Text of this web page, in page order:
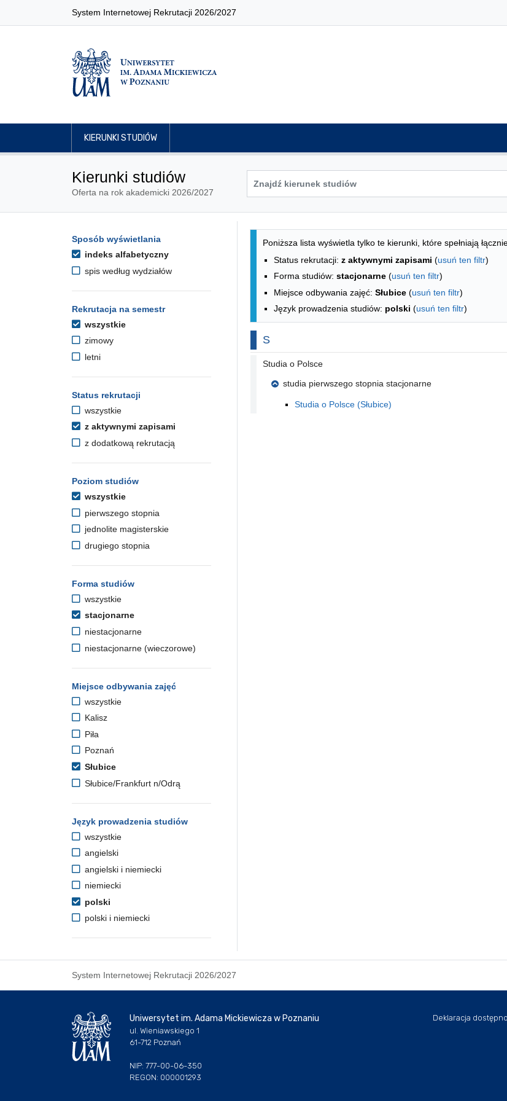
System Internetowej Rekrutacji 2026/2027
KIERUNKI STUDIÓW
Kierunki studiów
Oferta na rok akademicki 2026/2027
Opcje filtrowania kierunków studiów
Przejdź do listy kierunków
Sposób wyświetlania
indeks alfabetyczny
spis według wydziałów
Rekrutacja na semestr
wszystkie
zimowy
letni
Status rekrutacji
wszystkie
z aktywnymi zapisami
z dodatkową rekrutacją
Poziom studiów
wszystkie
pierwszego stopnia
jednolite magisterskie
drugiego stopnia
Forma studiów
wszystkie
stacjonarne
niestacjonarne
niestacjonarne (wieczorowe)
Miejsce odbywania zajęć
wszystkie
Kalisz
Piła
Poznań
Słubice
Słubice/Frankfurt n/Odrą
Język prowadzenia studiów
wszystkie
angielski
angielski i niemiecki
niemiecki
polski
polski i niemiecki
Lista kierunków - indeks alfabetyczny
Poniższa lista wyświetla tylko te kierunki, które spełniają
Status rekrutacji: z aktywnymi zapisami (usuń ten filtr)
Forma studiów: stacjonarne (usuń ten filtr)
Miejsce odbywania zajęć: Słubice (usuń ten filtr)
Język prowadzenia studiów: polski (usuń ten filtr)
Na literę
S
Studia o Polsce
studia pierwszego stopnia stacjonarne
Studia o Polsce (Słubice)
System Internetowej Rekrutacji 2026/2027
Uniwersytet im. Adama Mickiewicza w Poznaniu
ul. Wieniawskiego 1
61-712 Poznań
NIP: 777-00-06-350
REGON: 000001293
Deklaracja